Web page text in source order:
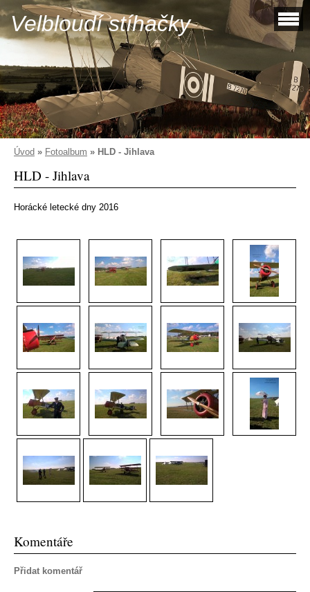
Velbloudí stíhačky
Úvod » Fotoalbum » HLD - Jihlava
HLD - Jihlava
Horácké letecké dny 2016
Komentáře
Přidat komentář